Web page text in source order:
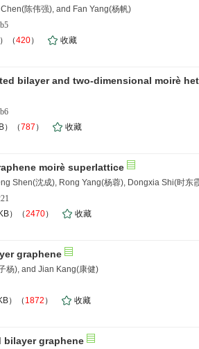
陈伟强), and Fan Yang(杨帆)
（420）
收藏
bilayer and two-dimensional moirè
）（787 ）
收藏
moirè superlattice
Shen(沈成), Rong Yang(杨蓉), Dongxia Shi(时东
）（2470）
收藏
graphene
杨), and Jian Kang(康健)
）（ 1872 ）
收藏
graphene